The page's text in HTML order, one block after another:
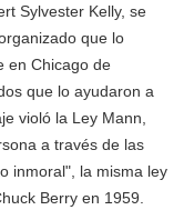
Sylvester Kelly, se
que lo
en Chicago de
que lo ayudaron a
violó la Ley Mann,
a través de las
inmoral", la misma ley
Berry en 1959.